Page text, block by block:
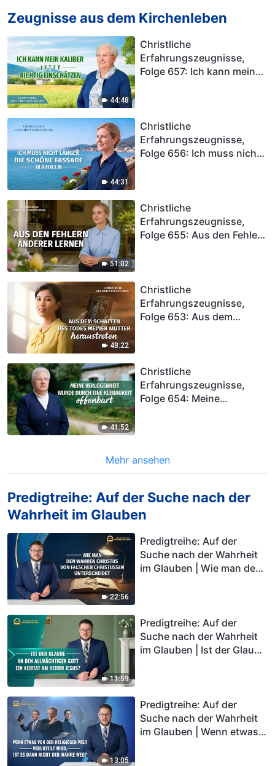
des Lebens?
Zeugnisse aus dem Kirchenleben
44:48
Christliche
Erfahrungszeugnisse,
Folge 657: Ich kann mein
44:31
Christliche
Erfahrungszeugnisse,
Folge 656: Ich muss nicht
51:02
Christliche
Erfahrungszeugnisse,
Folge 655: Aus den Fehlern
48:22
Christliche
Erfahrungszeugnisse,
Folge 653: Aus dem
41:52
Christliche
Erfahrungszeugnisse,
Folge 654: Meine
Mehr ansehen
Predigtreihe: Auf der Suche nach der
Wahrheit im Glauben
22:56
Predigtreihe: Auf der
Suche nach der Wahrheit
im Glauben | Wie man den
11:59
Predigtreihe: Auf der
Suche nach der Wahrheit
im Glauben | Ist der Glaube
13:05
Predigtreihe: Auf der
Suche nach der Wahrheit
im Glauben | Wenn etwas